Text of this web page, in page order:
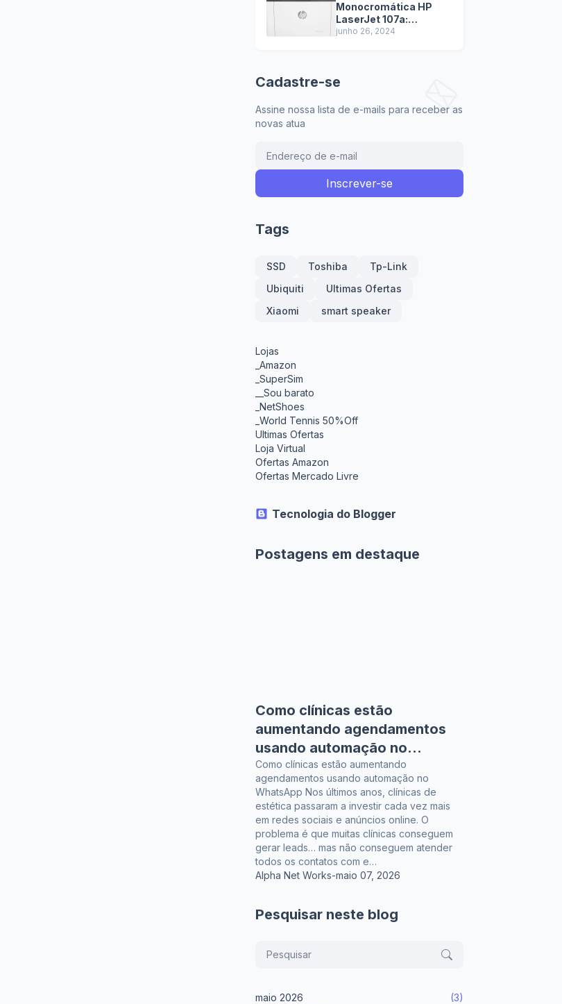
Monocromática HP
LaserJet 107a:
Tecnologia de
junho 26, 2024
Cadastre-se
Assine nossa lista de e-mails para receber as
novas atua
Tags
SSD Toshiba
Tp-Link
Ubiquiti
Ultimas Ofertas
Xiaomi
smart speaker
Lojas
_Amazon
_SuperSim
__Sou barato
_NetShoes
_World Tennis 50%Off
Ultimas Ofertas
Loja Virtual
Ofertas Amazon
Ofertas Mercado Livre
Tecnologia do Blogger
Postagens em destaque
Como clínicas estão
aumentando agendamentos
usando automação no
WhatsApp
Como clínicas estão aumentando
agendamentos usando automação no
WhatsApp Nos últimos anos, clínicas de
estética passaram a investir cada vez mais
em redes sociais e anúncios online. O
problema é que muitas clínicas conseguem
gerar leads… mas não conseguem atender
todos os contatos com e…
Alpha Net Works-maio 07, 2026
Pesquisar neste blog
maio 2026
(3)